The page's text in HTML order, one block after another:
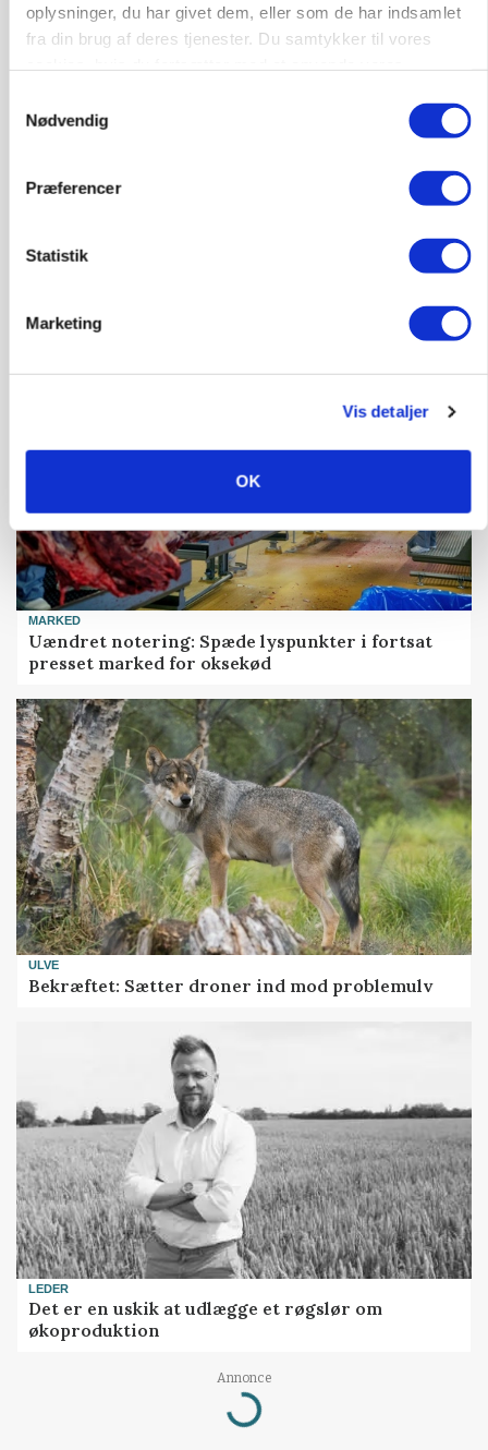
oplysninger, du har givet dem, eller som de har indsamlet
fra din brug af deres tjenester. Du samtykker til vores
Nødvendig
Præferencer
Statistik
Marketing
Vis detaljer
OK
Snart kan man søge tilskud til naturprojekter
PLANTER
MARKED
Uændret notering: Spæde lyspunkter i fortsat
presset marked for oksekød
ULVE
Bekræftet: Sætter droner ind mod problemulv
LEDER
Det er en uskik at udlægge et røgslør om
økoproduktion
Annonce
Loading...